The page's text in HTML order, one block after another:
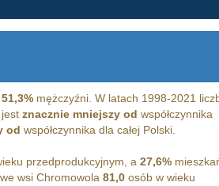
51,3%mężczyźni. W latach 1998-2021
znacznie mniejszy od współczynnika
od współczynnika dla całej Polski.
przedprodukcyjnym, a 27,6%
wsi Chromowola 81,0osób w wieku